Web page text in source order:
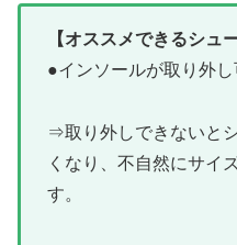
【オススメできるシュ
●インソールが取り外
⇒取り外しできないと
くなり、不自然にサイ
す。